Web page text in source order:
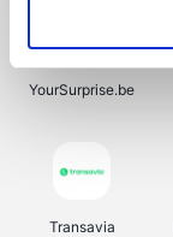
YourSurprise.be
Transavia